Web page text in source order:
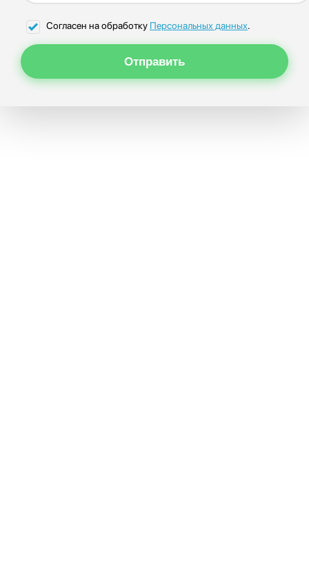
Согласен на обработку Персональных данных.
Отправить